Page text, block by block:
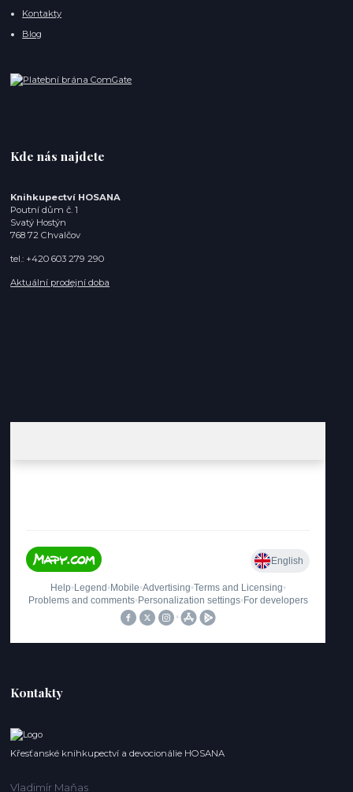
Kontakty
Blog
Kde nás najdete
Knihkupectví HOSANA
Poutní dům č. 1
Svatý Hostýn
768 72 Chvalčov
tel.: +420 603 279 290
Aktuální prodejní doba
Kontakty
Křesťanské knihkupectví a devocionálie HOSANA
Vladimír Maňas